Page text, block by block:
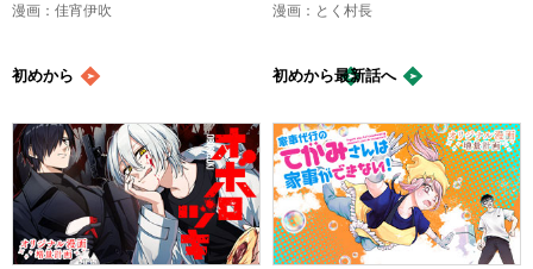
漫画：佳宵伊吹
初めから
漫画：とく村長
初めから最新話へ